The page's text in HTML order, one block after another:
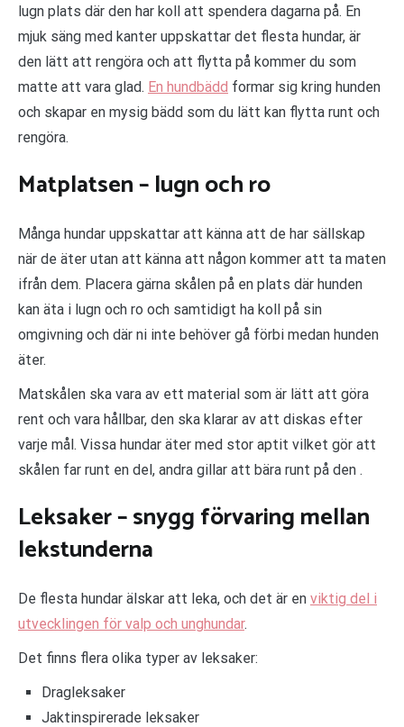
lugn plats där den har koll att spendera dagarna på. En
mjuk säng med kanter uppskattar det flesta hundar, är
den lätt att rengöra och att flytta på kommer du som
matte att vara glad. En hundbädd formar sig kring hunden
och skapar en mysig bädd som du lätt kan flytta runt och
rengöra.
Matplatsen – lugn och ro
Många hundar uppskattar att känna att de har sällskap
när de äter utan att känna att någon kommer att ta maten
ifrån dem. Placera gärna skålen på en plats där hunden
kan äta i lugn och ro och samtidigt ha koll på sin
omgivning och där ni inte behöver gå förbi medan hunden
äter.
Matskålen ska vara av ett material som är lätt att göra
rent och vara hållbar, den ska klarar av att diskas efter
varje mål. Vissa hundar äter med stor aptit vilket gör att
skålen far runt en del, andra gillar att bära runt på den .
Leksaker – snygg förvaring mellan
lekstunderna
De flesta hundar älskar att leka, och det är en viktig del i
utvecklingen för valp och unghundar.
Det finns flera olika typer av leksaker:
Dragleksaker
Jaktinspirerade leksaker